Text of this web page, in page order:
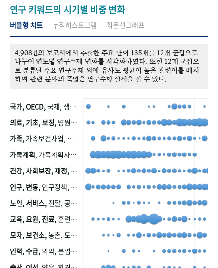
연구 키워드의 시기별 비중 변화
버블형 차트 누적히스토그램 꺾은선그래프
4,908건의 보고서에서 추출한 주요 단어 135개를 12개 군집으로
나누어 연도별 연구주제 변화를 시각화하였다. 또한 12개 군집으
로 분류된 주요 연구주제 외에 유사도 평균이 높은 관련어를 배치
하여 관련 분야의 폭넓은 연구수행 실적을 볼 수 있다.
국가, OECD,국제, 생산, 아시아, 태평양, 태평양지역, 참가
의료, 기초, 보장, 병원, 가정, 연금, 연계, 공적, 일본, 생활, 국민기초생활보장제도, 국민연금, 기금, 저소득층, 근로, 자활, 급여, 환자, 의료비, 모니터링, 한국복지패널, 소득, 지표, 빈곤, 노후, 장애인
가족, 가족보건사업, 산업, 친화, 전국, 출산력
가족계획, 가족계획사업, 가족계획사업평가, 한국가족계획사업, 피임, 보급, 부인, 자궁, 피임약
건강, 사회보장, 재정,
인구, 변동, 인구정책, 저출산, 고령사회, 고령화, 이동, 남북한, 지방자치단체, 컨설팅, 복지정책평가, 집, 사회개발
노인, 서비스, 전달, 공공, 보육, 수요, 공급, 사회서비스, 데이터, 보호, 요양, 아동, 예방, 청소년, 효율, 자원
교육, 요원, 진료,훈련, 보건요원, 마을, 마을건강사업, 보조원, 진료원, 보건진료원, 보건진료원교재
모자, 보건소,농촌, 도시, 금연, 농촌지역, 모자보건사업
인력, 수급,의약, 분업, 식품, 의약품, 의사, 안전